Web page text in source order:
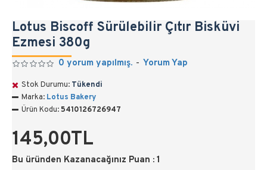
Lotus Biscoff Sürülebilir Çıtır Bisküvi
Ezmesi 380g
0 yorum yapılmış. - Yorum Yap
145,00TL
Bu üründen Kazanacağınız Puan : 1
Stok Durumu: Tükendi
Marka: Lotus Bakery
Ürün Kodu:5410126726947